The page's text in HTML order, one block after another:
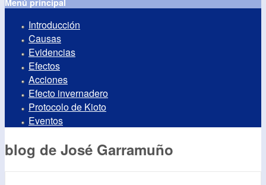
Introducción
Causas
Evidencias
Efectos
Acciones
Efecto invernadero
Protocolo de Kioto
Eventos
blog de José Garramuño